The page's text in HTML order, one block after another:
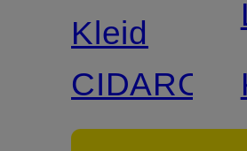
Kleid
CIDAROTA